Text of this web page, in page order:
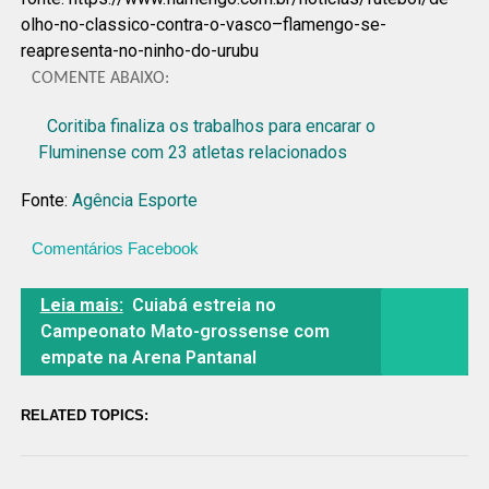
olho-no-classico-contra-o-vasco–flamengo-se-
reapresenta-no-ninho-do-urubu
COMENTE ABAIXO:
Coritiba finaliza os trabalhos para encarar o
Fluminense com 23 atletas relacionados
Fonte: Agência Esporte
Comentários Facebook
Leia mais: Cuiabá estreia no
Campeonato Mato-grossense com
empate na Arena Pantanal
RELATED TOPICS: